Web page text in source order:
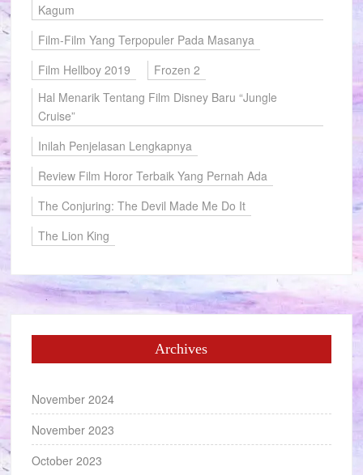
Kagum
Film-Film Yang Terpopuler Pada Masanya
Film Hellboy 2019
Frozen 2
Hal Menarik Tentang Film Disney Baru “Jungle
Cruise”
Inilah Penjelasan Lengkapnya
Review Film Horor Terbaik Yang Pernah Ada
The Conjuring: The Devil Made Me Do It
The Lion King
Archives
November 2024
November 2023
October 2023